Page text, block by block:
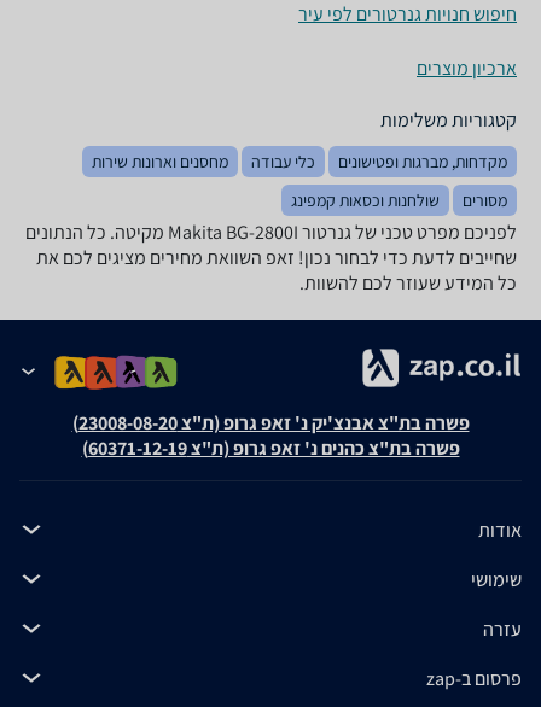
חיפוש חנויות גנרטורים לפי עיר
ארכיון מוצרים
קטגוריות משלימות
מקדחות, מברגות ופטישונים כלי עבודה
מחסנים וארונות שירות
מסורים
שולחנות וכסאות קמפינג
לפניכם מפרט טכני של גנרטור Makita BG-2800I מקיטה. כל הנתונים
שחייבים לדעת כדי לבחור נכון! זאפ השוואת מחירים מציגים לכם את
כל המידע שעוזר לכם להשוות.
פשרה בת"צ אבנצ'יק נ' זאפ גרופ (ת"צ 23008-08-20)
פשרה בת"צ כהנים נ' זאפ גרופ (ת"צ 60371-12-19)
אודות
שימושי
עזרה
פרסום ב-zap